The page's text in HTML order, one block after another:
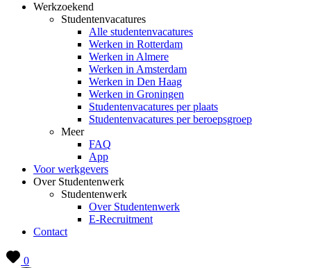
Werkzoekend
Studentenvacatures
Alle studentenvacatures
Werken in Rotterdam
Werken in Almere
Werken in Amsterdam
Werken in Den Haag
Werken in Groningen
Studentenvacatures per plaats
Studentenvacatures per beroepsgroep
Meer
FAQ
App
Voor werkgevers
Over Studentenwerk
Studentenwerk
Over Studentenwerk
E-Recruitment
Contact
0